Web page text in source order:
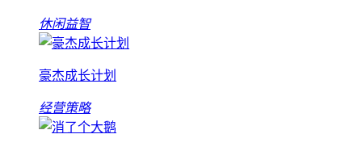
休闲益智
豪杰成长计划
经营策略